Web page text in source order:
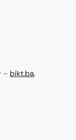
– bikt.ba.